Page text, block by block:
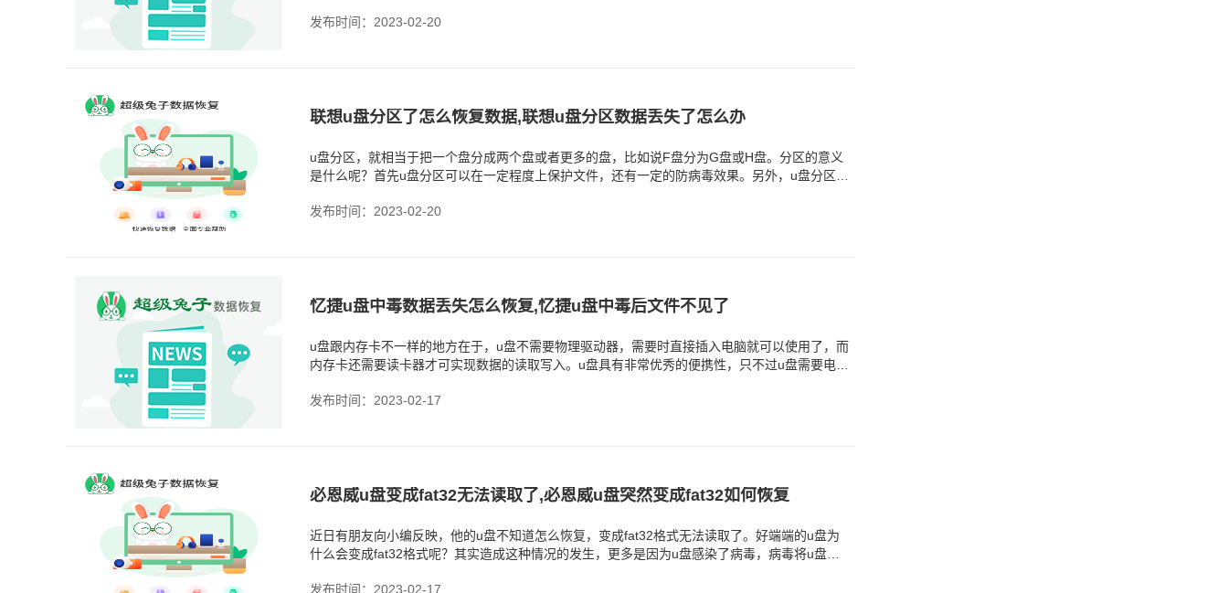
发布时间：2023-02-20
联想u盘分区了怎么恢复数据,联想u盘分区数据丢失了怎么办
u盘分区，就相当于把一个盘分成两个盘或者更多的盘，比如说F盘分为G盘或H盘。分区的意义
是什么呢？首先u盘分区可以在一定程度上保护文件，还有一定的防病毒效果。另外，u盘分区可
发布时间：2023-02-20
忆捷u盘中毒数据丢失怎么恢复,忆捷u盘中毒后文件不见了
u盘跟内存卡不一样的地方在于，u盘不需要物理驱动器，需要时直接插入电脑就可以使用了，而
内存卡还需要读卡器才可实现数据的读取写入。u盘具有非常优秀的便携性，只不过u盘需要电脑
发布时间：2023-02-17
必恩威u盘变成fat32无法读取了,必恩威u盘突然变成fat32如何恢复
近日有朋友向小编反映，他的u盘不知道怎么恢复，变成fat32格式无法读取了。好端端的u盘为
什么会变成fat32格式呢？其实造成这种情况的发生，更多是因为u盘感染了病毒，病毒将u盘文
发布时间：2023-02-17